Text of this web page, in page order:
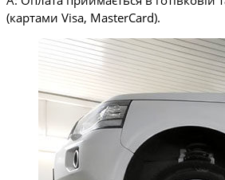
(картами Visa, MasterCard).